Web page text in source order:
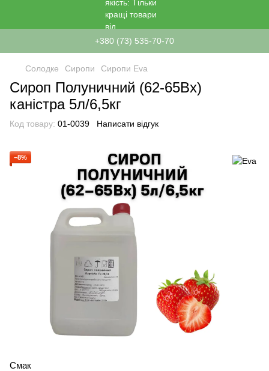
+380 (73) 535-70-70
Солодке Сиропи Сиропи Eva
Сироп Полуничний (62-65Вх)
каністра 5л/6,5кг
Код товару: 01-0039 Написати відгук
−8%
Смак